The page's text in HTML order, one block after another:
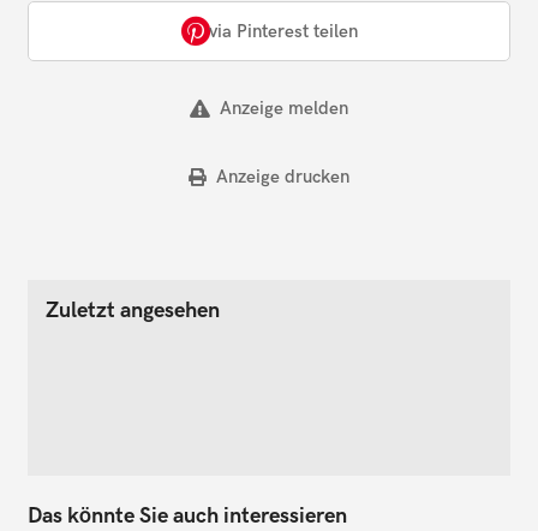
via Pinterest teilen
Anzeige melden
Anzeige drucken
Zuletzt angesehen
Das könnte Sie auch interessieren